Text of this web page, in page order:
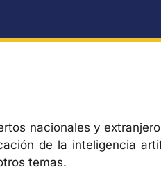
nacionales y
de la inteligencia
temas.